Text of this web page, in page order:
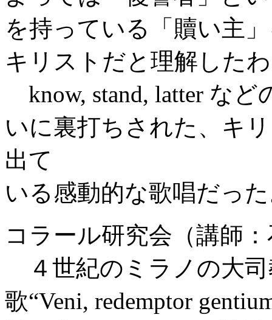
を持っている「贖い主
キリストだと理解した
know, stand, latter な
いに裏打ちされた、キ
出て
いる感動的な歌唱だっ
コラール研究会（講師
４世紀のミラノの大
歌“Veni, redemptor